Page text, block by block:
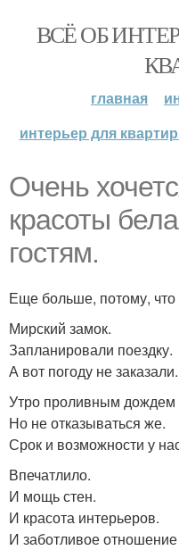
ВСЁ ОБ
главная
интерьер для
Очень
красоты
гостям.
Еще больше, потому,
Мирский замок.
Запланировали поездку.
А вот погоду не заказали.
Утро проливным дождем
Но не отказываться же.
Срок и возможности у
Впечатлило.
И мощь стен.
И красота интерьеров.
И заботливое